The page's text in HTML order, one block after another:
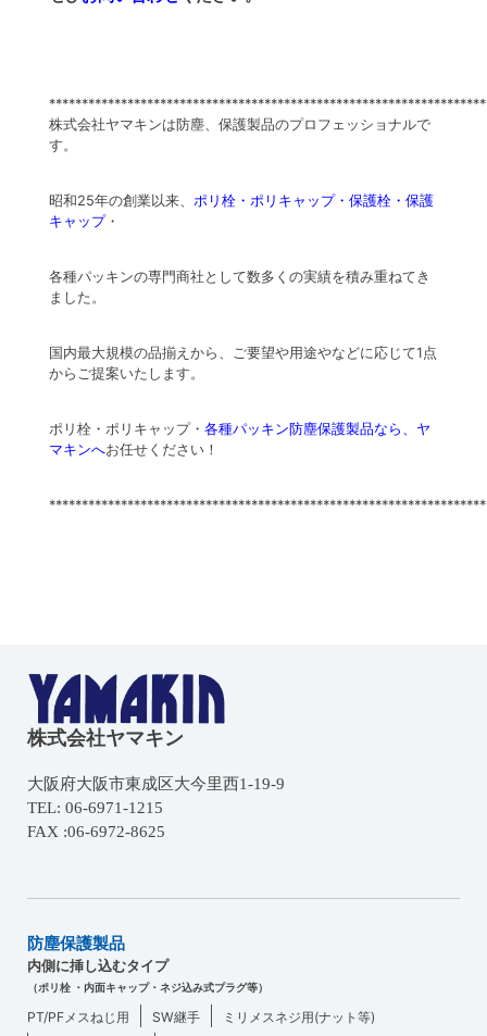
株式会社ヤマキンは防塵、保護製品のプロフェッショナルで
す。
昭和25年の創業以来、 ポリ栓・ポリキャップ・保護栓・保護
キャップ・
各種パッキンの専門商社として数多くの実績を積み重ねてき
ました。
国内最大規模の品揃えから、ご要望や用途やなどに応じて1点
からご提案いたします。
ポリ栓・ポリキャップ・ 各種パッキン防塵保護製品なら、ヤ
マキンへお任せください！
株式会社ヤマキン
大阪府大阪市東成区大今里西1-19-9
TEL: 06-6971-1215
FAX :06-6972-8625
防塵保護製品
内側に挿し込むタイプ
（ポリ栓 ・内面キャップ・ネジ込み式プラグ等）
PT/PFメスねじ用 SW継手
ミリメスネジ用(ナット等)